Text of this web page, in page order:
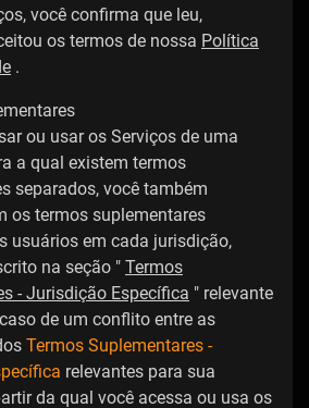
você confirma que leu,
os termos de nossa Política
.
ou usar os Serviços de uma
a qual existem termos
separados, você também
os termos suplementares
usuários em cada jurisdição,
na seção " Termos
- Jurisdição Específica " relevante
de um conflito entre as
Termos Suplementares -
relevantes para sua
da qual você acessa ou usa os